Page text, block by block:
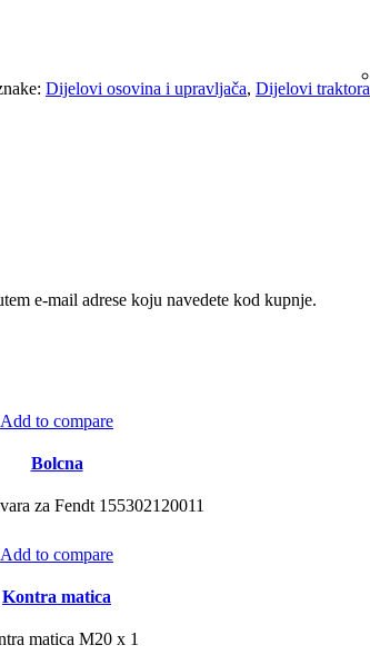
Dijelovi osovina i upravljača, Dijelovi traktora
e-mail adrese koju navedete kod kupnje.
Add to compare
Bolcna
za Fendt 155302120011
Add to compare
Kontra matica
matica M20 x 1